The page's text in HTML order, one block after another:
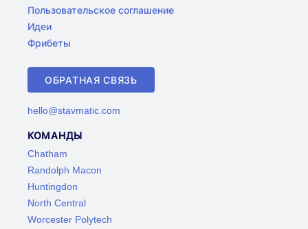
Пользовательское соглашение
Идеи
Фрибеты
ОБРАТНАЯ СВЯЗЬ
hello@stavmatic.com
КОМАНДЫ
Chatham
Randolph Macon
Huntingdon
North Central
Worcester Polytech